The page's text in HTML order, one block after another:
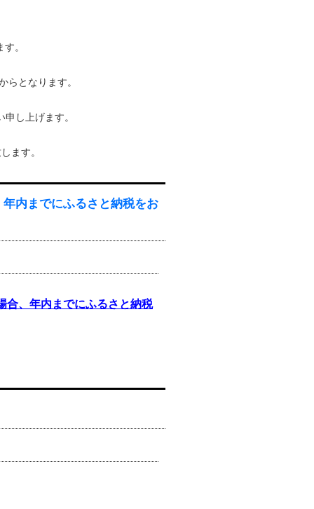
。
らとなります。
し上げます。
ます。
内までにふるさと納税をお
、年内までにふるさと納税